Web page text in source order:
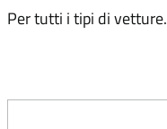
Per tutti i tipi di vetture.